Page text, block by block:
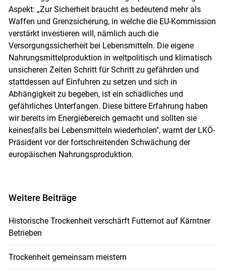
Aspekt: „Zur Sicherheit braucht es bedeutend mehr als
Waffen und Grenzsicherung, in welche die EU-Kommission
verstärkt investieren will, nämlich auch die
Versorgungssicherheit bei Lebensmitteln. Die eigene
Nahrungsmittelproduktion in weltpolitisch und klimatisch
unsicheren Zeiten Schritt für Schritt zu gefährden und
stattdessen auf Einfuhren zu setzen und sich in
Abhängigkeit zu begeben, ist ein schädliches und
gefährliches Unterfangen. Diese bittere Erfahrung haben
wir bereits im Energiebereich gemacht und sollten sie
keinesfalls bei Lebensmitteln wiederholen", warnt der LKÖ-
Präsident vor der fortschreitenden Schwächung der
europäischen Nahrungsproduktion.
Weitere Beiträge
Historische Trockenheit verschärft Futternot auf Kärntner
Betrieben
Trockenheit gemeinsam meistern